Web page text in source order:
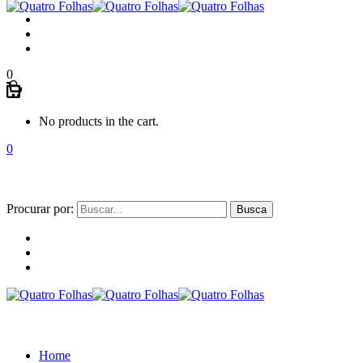
0
No products in the cart.
0
Procurar por:
Home